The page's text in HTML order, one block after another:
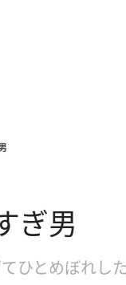
ぎ男
ひとめぼれし